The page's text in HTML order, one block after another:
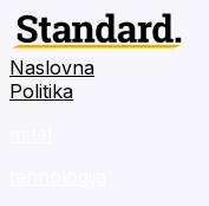
Naslovna
Politika